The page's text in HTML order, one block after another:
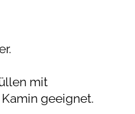
mit
geeignet.